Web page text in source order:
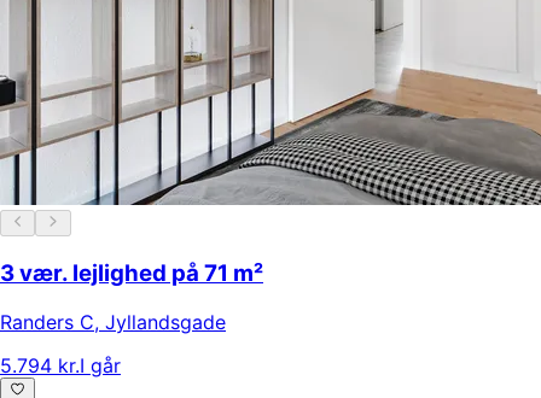
3 vær. lejlighed på 71 m²
Randers C, Jyllandsgade
5.794 kr.I går